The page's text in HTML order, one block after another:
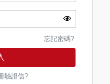
忘記密碼?
驗證信?